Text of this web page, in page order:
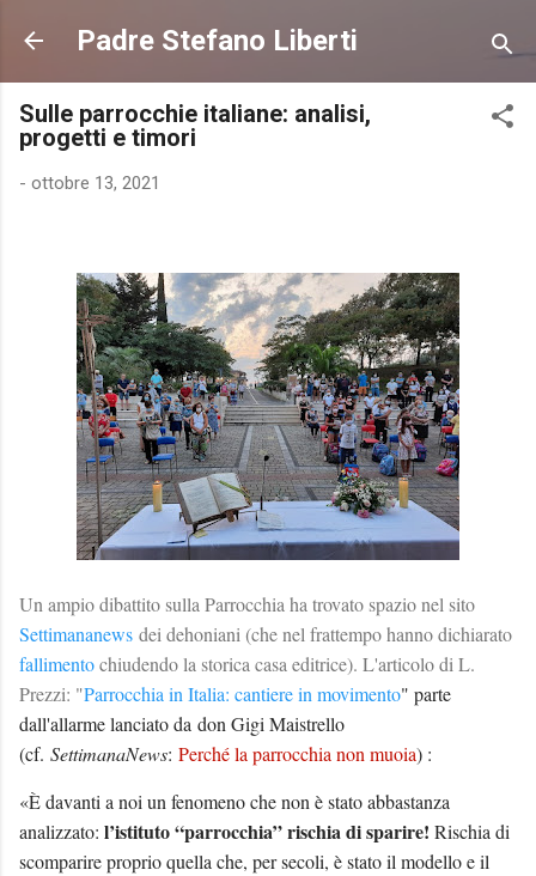
Passa ai contenuti principali
Padre Stefano Liberti
Sulle parrocchie italiane: analisi,
progetti e timori
- ottobre 13, 2021
Un ampio dibattito sulla Parrocchia ha trovato spazio nel sito
Settimananews dei dehoniani (che nel frattempo hanno dichiarato
fallimentochiudendo la storica casa editrice). L'articolo di L.
Prezzi: "Parrocchia in Italia: cantiere in movimento" parte
dall'allarme lanciato da don Gigi Maistrello
(cf. SettimanaNews: Perché la parrocchia non muoia) :
«È davanti a noi un fenomeno che non è stato abbastanza
analizzato: l’istituto “parrocchia” rischia di sparire! Rischia di
scomparire proprio quella che, per secoli, è stato il modello e il